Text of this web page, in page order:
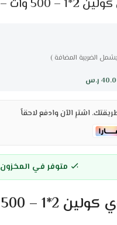
وات – أخضر
الضريبة المضافة )
ر.س
اشترِ الآن وادفع لاحقاً
متوفر في المخزون
500 وات – أخضر :